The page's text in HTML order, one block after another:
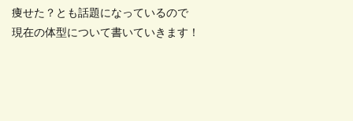
痩せた？とも話題になっているので
現在の体型について書いていきます！